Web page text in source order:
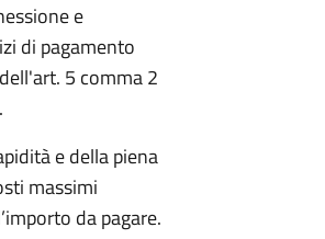
e
di pagamento
5 comma 2
e della piena
massimi
da pagare.